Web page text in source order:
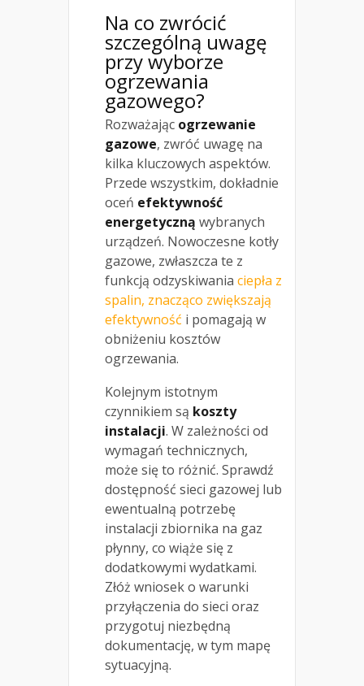
Na co zwrócić
szczególną uwagę
przy wyborze
ogrzewania
gazowego?
Rozważając ogrzewanie
gazowe, zwróć uwagę na
kilka kluczowych aspektów.
Przede wszystkim, dokładnie
oceń efektywność
energetyczną wybranych
urządzeń. Nowoczesne kotły
gazowe, zwłaszcza te z
funkcją odzyskiwania ciepła z
spalin, znacząco zwiększają
efektywność i pomagają w
obniżeniu kosztów
ogrzewania.
Kolejnym istotnym
czynnikiem są koszty
instalacji. W zależności od
wymagań technicznych,
może się to różnić. Sprawdź
dostępność sieci gazowej lub
ewentualną potrzebę
instalacji zbiornika na gaz
płynny, co wiąże się z
dodatkowymi wydatkami.
Złóż wniosek o warunki
przyłączenia do sieci oraz
przygotuj niezbędną
dokumentację, w tym mapę
sytuacyjną.